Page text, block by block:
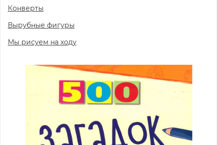
Конверты
Вырубные фигуры
Мы рисуем на ходу